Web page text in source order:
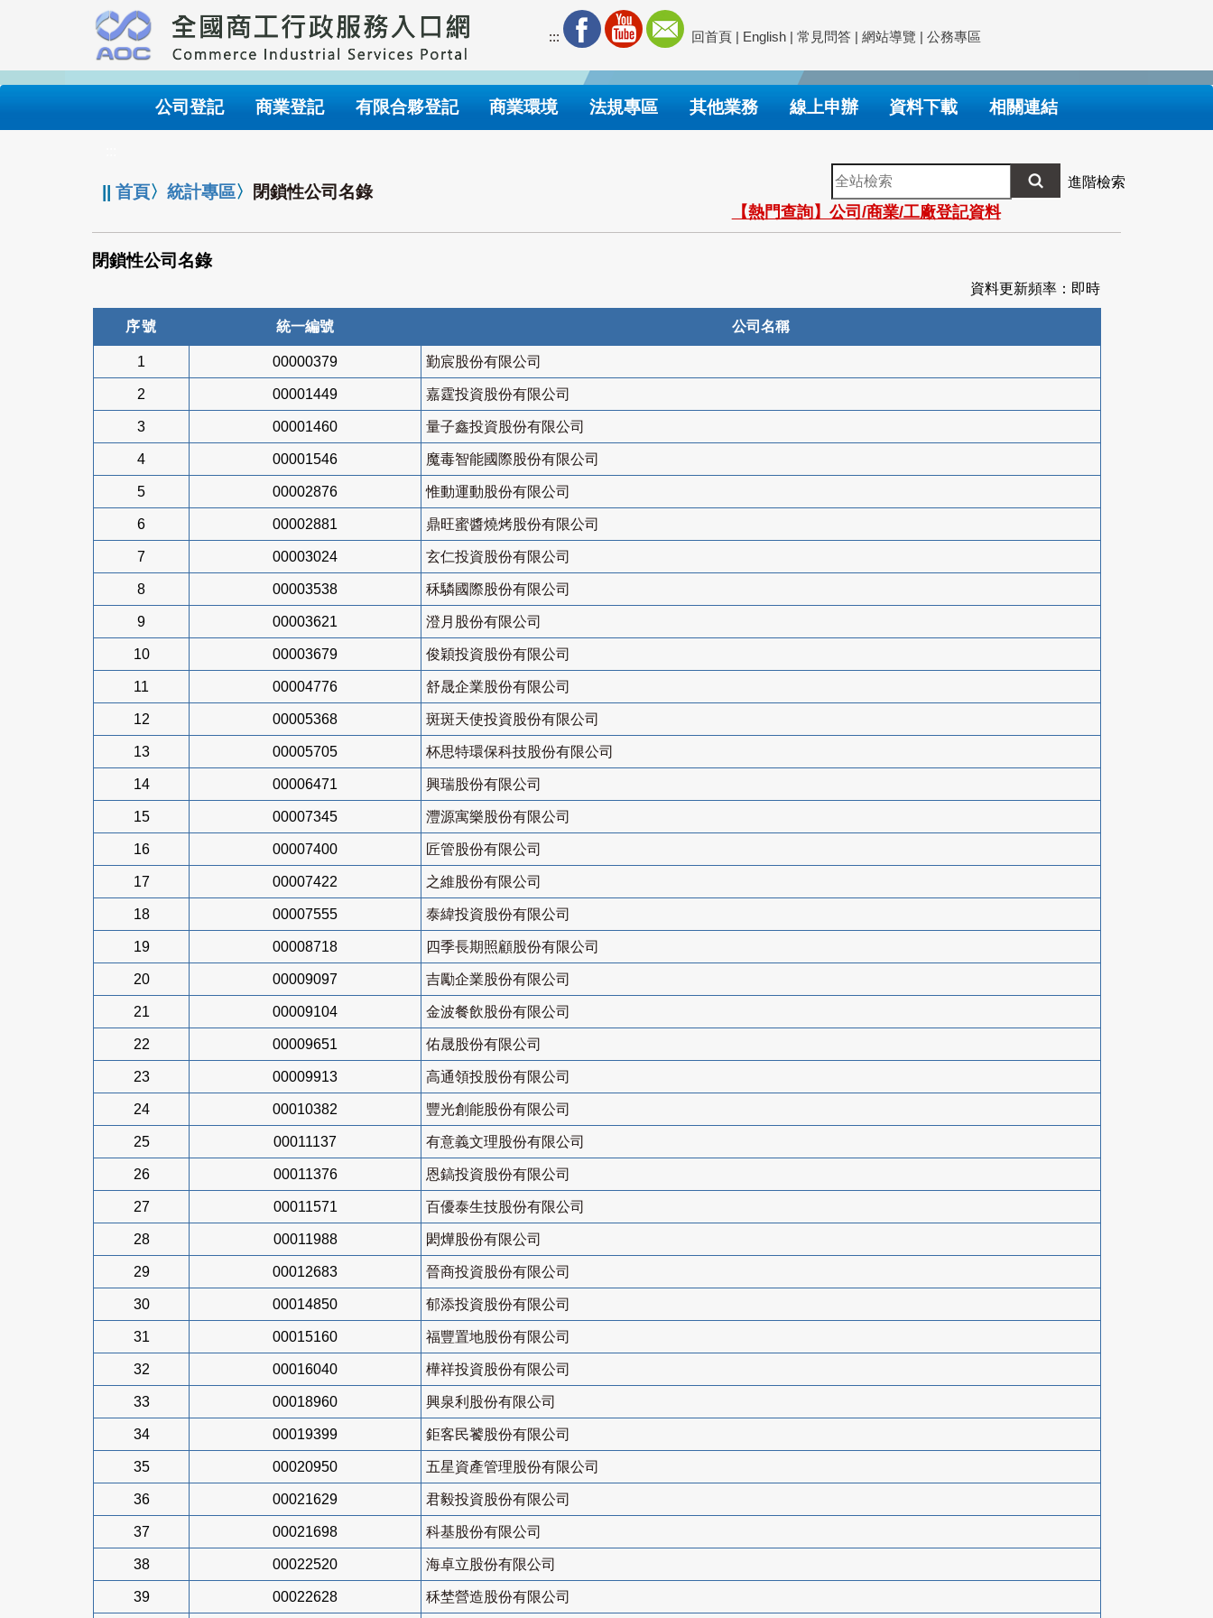
要
內
::: 回首頁 | English | 常見問答 | 網站導覽 | 公務專區
公司登記 商業登記 有限合夥登記 商業環境 法規專區 其他業務 線上申辦 資料下載 相關連結
||首頁〉統計專區〉 閉鎖性公司名錄
全
站
檢
索
進階檢索
【熱門查詢】公司/商業/工廠登記資料
閉鎖性公司名錄
資料更新頻率：即時
序號 統一編號 公司名稱
1 00000379 勤宸股份有限公司
2 00001449 嘉霆投資股份有限公司
3 00001460 量子鑫投資股份有限公司
4 00001546 魔毒智能國際股份有限公司
5 00002876 惟動運動股份有限公司
6 00002881 鼎旺蜜醬燒烤股份有限公司
7 00003024 玄仁投資股份有限公司
8 00003538 秝驎國際股份有限公司
9 00003621 澄月股份有限公司
10 00003679 俊穎投資股份有限公司
11 00004776 舒晟企業股份有限公司
12 00005368 斑斑天使投資股份有限公司
13 00005705 杯思特環保科技股份有限公司
14 00006471 興瑞股份有限公司
15 00007345 灃源寓樂股份有限公司
16 00007400 匠管股份有限公司
17 00007422 之維股份有限公司
18 00007555 泰緯投資股份有限公司
19 00008718 四季長期照顧股份有限公司
20 00009097 吉勵企業股份有限公司
21 00009104 金波餐飲股份有限公司
22 00009651 佑晟股份有限公司
23 00009913 高通領投股份有限公司
24 00010382 豐光創能股份有限公司
25 00011137 有意義文理股份有限公司
26 00011376 恩鎬投資股份有限公司
27 00011571 百優泰生技股份有限公司
28 00011988 閎燁股份有限公司
29 00012683 晉商投資股份有限公司
30 00014850 郁添投資股份有限公司
31 00015160 福豐置地股份有限公司
32 00016040 樺祥投資股份有限公司
33 00018960 興泉利股份有限公司
34 00019399 鉅客民饕股份有限公司
35 00020950 五星資產管理股份有限公司
36 00021629 君毅投資股份有限公司
37 00021698 科基股份有限公司
38 00022520 海卓立股份有限公司
39 00022628 秝埜營造股份有限公司